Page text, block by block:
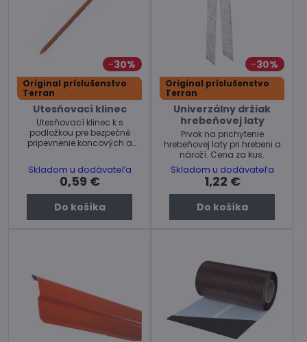
30%
Original príslušenstvo
Terran
Utesňovací klinec
Utesňovací klinec k s
podložkou pre bezpečné
pripevnenie koncových a
Skladom u dodávateľa
0,59 €
Do košíka
30%
Original príslušenstvo
Terran
Univerzálny držiak
hrebeňovej laty
Prvok na prichytenie
hrebeňovej laty pri hrebeni a
nároží. Cena za kus.
Skladom u dodávateľa
1,22 €
Do košíka